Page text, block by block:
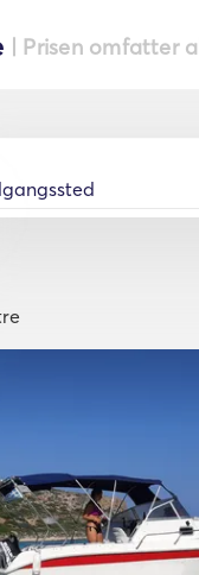
| Prisen omfatter